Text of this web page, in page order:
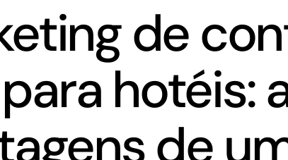
de
para hotéis:
de